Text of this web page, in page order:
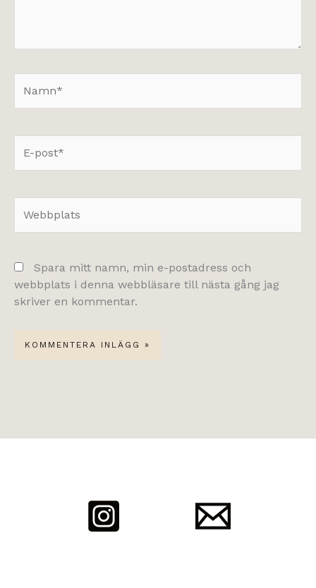
post*
Spara mitt namn, min e-postadress och
webbplats i denna webbläsare till nästa gång jag
skriver en kommentar.